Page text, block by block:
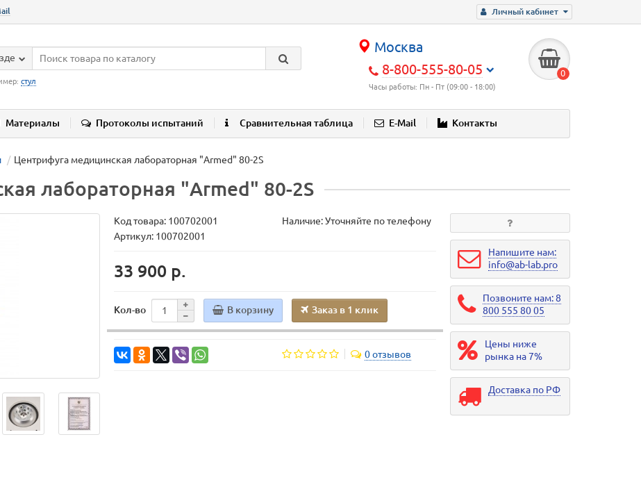
Личный кабинет
Москва
8-800-555-80-05
Часы работы: Пн - Пт (09:00 - 18:00)
0
стул
Материалы Протоколы испытаний Сравнительная таблица E-Mail Контакты
Центрифуга медицинская лабораторная "Armed" 80-2S
лабораторная "Armed" 80-2S
Код товара: 100702001
Наличие: Уточняйте по телефону
Артикул: 100702001
33 900 р.
Кол-во В корзину Заказ в 1 клик
0 отзывов
Напишите нам:
info@ab-lab.pro
Позвоните нам: 8
800 555 80 05
Цены ниже
рынка на 7%
Доставка по РФ